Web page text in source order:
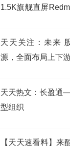
1.5K旗舰直屏
天天关注：未来
源，全面布局上下
天天热文：长盈通
型组织
【天天速看料】来